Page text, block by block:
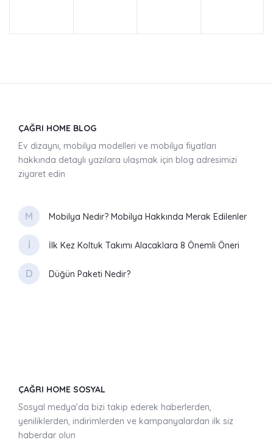
ÇAĞRI HOME BLOG
Ev dizaynı, mobilya modelleri ve mobilya fiyatları
hakkında detaylı yazılara ulaşmak için blog adresimizi
ziyaret edin
M Mobilya Nedir? Mobilya Hakkında Merak Edilenler
İ İlk Kez Koltuk Takımı Alacaklara 8 Önemli Öneri
D Düğün Paketi Nedir?
ÇAĞRI HOME SOSYAL
Sosyal medya’da bizi takip ederek haberlerden,
yeniliklerden, indirimlerden ve kampanyalardan ilk siz
haberdar olun